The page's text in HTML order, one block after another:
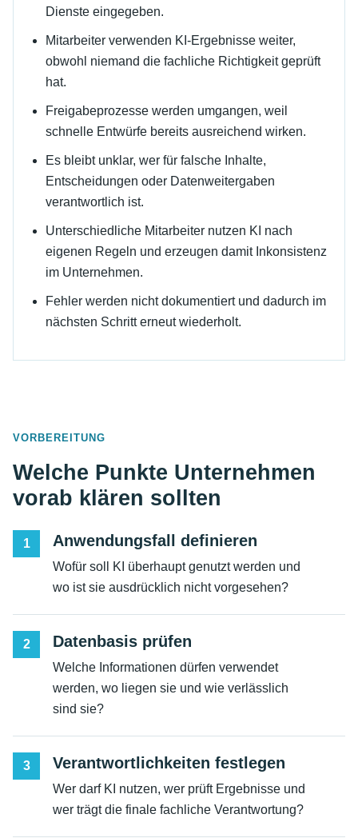
Dienste eingegeben.
Mitarbeiter verwenden KI-Ergebnisse weiter,
obwohl niemand die fachliche Richtigkeit geprüft
hat.
Freigabeprozesse werden umgangen, weil
schnelle Entwürfe bereits ausreichend wirken.
Es bleibt unklar, wer für falsche Inhalte,
Entscheidungen oder Datenweitergaben
verantwortlich ist.
Unterschiedliche Mitarbeiter nutzen KI nach
eigenen Regeln und erzeugen damit Inkonsistenz
im Unternehmen.
Fehler werden nicht dokumentiert und dadurch im
nächsten Schritt erneut wiederholt.
VORBEREITUNG
Welche Punkte Unternehmen
vorab klären sollten
1 Anwendungsfall definieren
Wofür soll KI überhaupt genutzt werden und
wo ist sie ausdrücklich nicht vorgesehen?
2 Datenbasis prüfen
Welche Informationen dürfen verwendet
werden, wo liegen sie und wie verlässlich
sind sie?
3 Verantwortlichkeiten festlegen
Wer darf KI nutzen, wer prüft Ergebnisse und
wer trägt die finale fachliche Verantwortung?